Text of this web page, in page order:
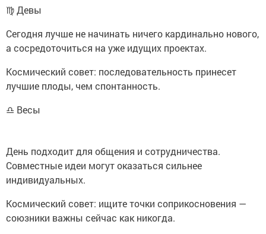
♍ Девы
Сегодня лучше не начинать ничего кардинально нового,
а сосредоточиться на уже идущих проектах.
Космический совет: последовательность принесет
лучшие плоды, чем спонтанность.
♎ Весы
День подходит для общения и сотрудничества.
Совместные идеи могут оказаться сильнее
индивидуальных.
Космический совет: ищите точки соприкосновения —
союзники важны сейчас как никогда.